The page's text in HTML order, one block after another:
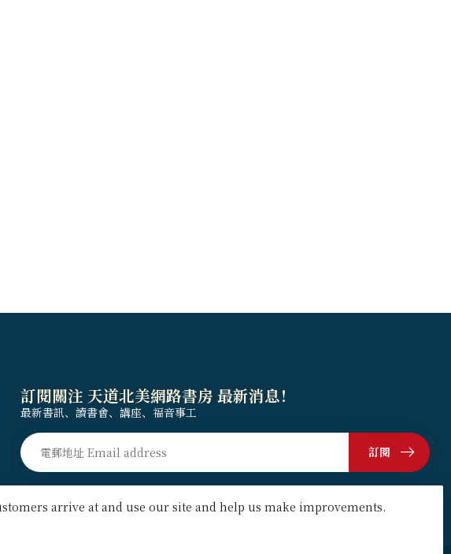
訂閱關注 天道北美網路書房 最新消息！
最新書訊、讀書會、講座、福音事工
訂閱
arrive at and use our site and help us make improvements.